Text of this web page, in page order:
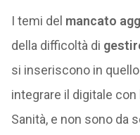
I temi del mancato
della difficoltà di
si inseriscono in
integrare il digitale
Sanità, e non sono da